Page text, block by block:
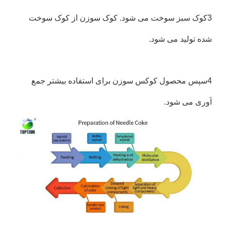
3کوک سبز سوخت می شود. کوک سوزن از کوک سوخت
شده تولید می شود.
4سپس محصول کوکس سوزن برای استفاده بیشتر جمع
آوری می شود.